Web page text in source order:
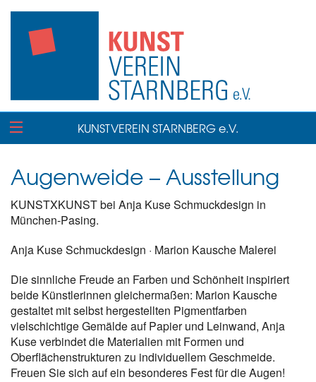
KUNSTVEREIN STARNBERG e.V.
Augenweide – Ausstellung
KUNSTXKUNST bei Anja Kuse Schmuckdesign in
München-Pasing.
Anja Kuse Schmuckdesign · Marion Kausche Malerei
Die sinnliche Freude an Farben und Schönheit inspiriert
beide Künstlerinnen gleichermaßen: Marion Kausche
gestaltet mit selbst hergestellten Pigmentfarben
vielschichtige Gemälde auf Papier und Leinwand, Anja
Kuse verbindet die Materialien mit Formen und
Oberflächenstrukturen zu individuellem Geschmeide.
Freuen Sie sich auf ein besonderes Fest für die Augen!